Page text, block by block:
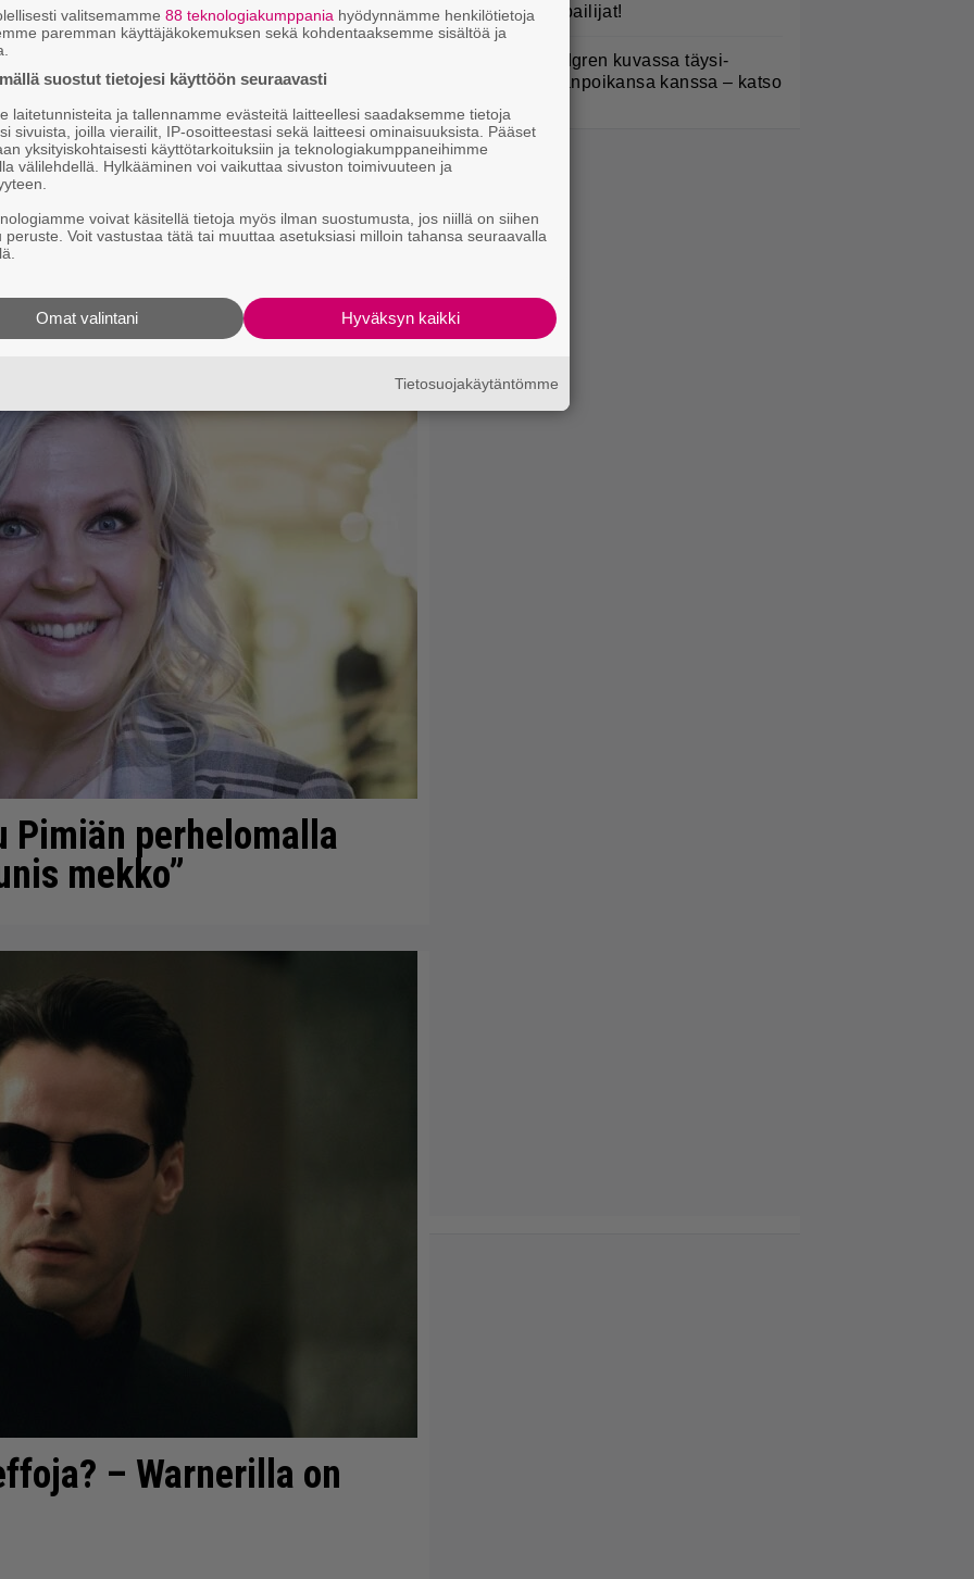
– tästä kysymys ja
Pimiän perhelomalla
mekko”
– Warnerilla on
Kanssa -kilpailijat!
Helena Lindgren kuvassa täysi-
ikäisen pojanpoikansa kanssa – katso
valitsemamme 88 teknologiakumppania hyödynnämme henkilötietoja
paremman käyttäjäkokemuksen sekä kohdentaaksemme sisältöä ja
suostut tietojesi käyttöön seuraavasti
laitetunnisteita ja tallennamme evästeitä laitteellesi saadaksemme tietoja
sivuista, joilla vierailit, IP-osoitteestasi sekä laitteesi ominaisuuksista. Pääset
yksityiskohtaisesti käyttötarkoituksiin ja teknologiakumppaneihimme
välilehdellä. Hylkääminen voi vaikuttaa sivuston toimivuuteen ja
voivat käsitellä tietoja myös ilman suostumusta, jos niillä on siihen
peruste. Voit vastustaa tätä tai muuttaa asetuksiasi milloin tahansa seuraavalla
Hyväksyn kaikki
Omat valintani
Tietosuojakäytäntömme